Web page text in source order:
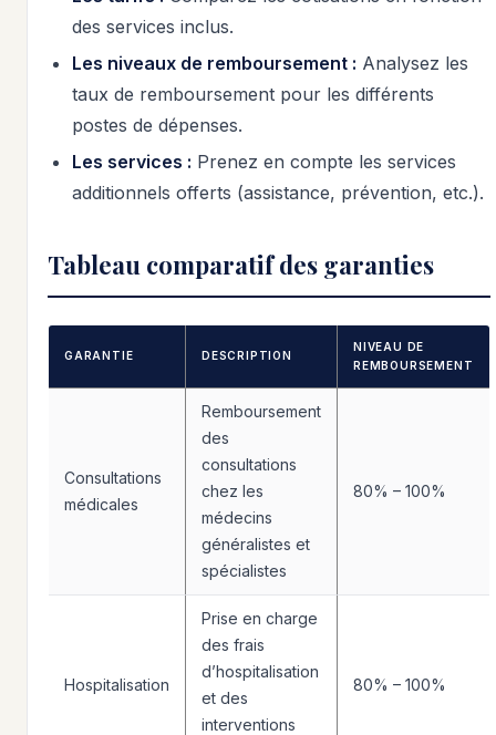
des services inclus.
Les niveaux de remboursement : Analysez les
taux de remboursement pour les différents
postes de dépenses.
Les services : Prenez en compte les services
additionnels offerts (assistance, prévention, etc.).
Tableau comparatif des garanties
GARANTIE DESCRIPTION
NIVEAU DE
REMBOURSEMENT
Consultations
médicales
Remboursement
des
consultations
chez les
médecins
généralistes et
spécialistes
80% – 100%
Hospitalisation
Prise en charge
des frais
d’hospitalisation
et des
interventions
80% – 100%